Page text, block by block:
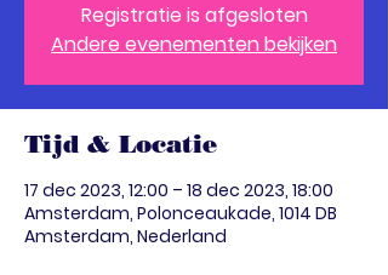
Registratie is afgesloten
Andere evenementen bekijken
Tijd & Locatie
17 dec 2023, 12:00 – 18 dec 2023, 18:00
Amsterdam, Polonceaukade, 1014 DB
Amsterdam, Nederland